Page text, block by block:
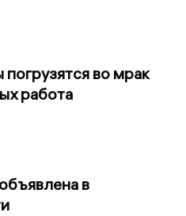
во мрак
работа
в